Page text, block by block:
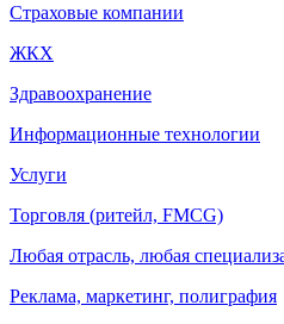
Страховые компании
ЖКХ
Здравоохранение
Информационные технологии
Услуги
Торговля (ритейл, FMCG)
Любая отрасль, любая
Реклама, маркетинг, полиграфия